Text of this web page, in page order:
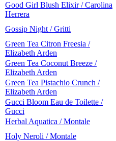
Good Girl Blush Elixir / Carolina
Herrera
Gossip Night / Gritti
Green Tea Citron Freesia /
Elizabeth Arden
Green Tea Coconut Breeze /
Elizabeth Arden
Green Tea Pistachio Crunch /
Elizabeth Arden
Gucci Bloom Eau de Toilette /
Gucci
Herbal Aquatica / Montale
Holy Neroli / Montale